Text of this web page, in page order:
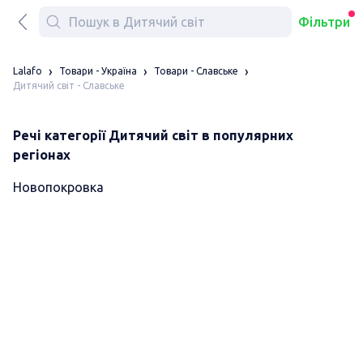
Фільтри
Lalafo Товари - Україна
Товари - Славське
Дитячий світ - Славське
Речі категорії Дитячий світ в популярних
регіонах
Новопокровка